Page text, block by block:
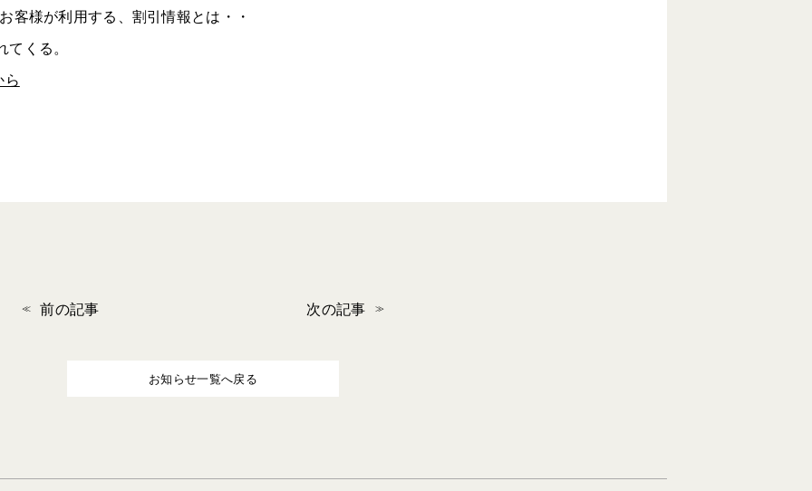
客様が利用する、割引情報とは・・
くる。
ら
前の記事 次の記事
お知らせ一覧へ戻る